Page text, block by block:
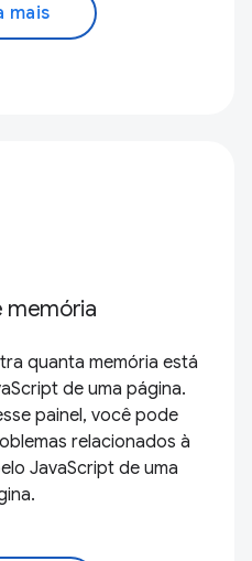
mais
memória
quanta memória está
de uma página.
painel, você pode
relacionados à
JavaScript de uma